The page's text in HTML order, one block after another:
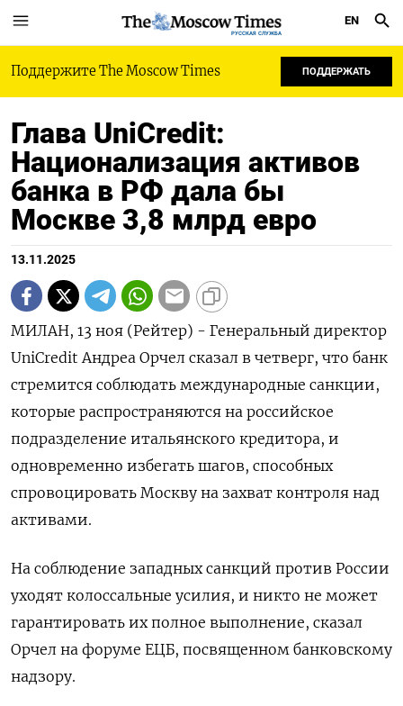
РУССКАЯ СЛУЖБА
EN
Поддержите The Moscow Times ПОДДЕРЖАТЬ
Глава UniCredit:
Национализация активов
банка в РФ дала бы
Москве 3,8 млрд евро
13.11.2025
МИЛАН, 13 ноя (Рейтер) - Генеральный директор
UniCredit Андреа Орчел сказал в четверг, что банк
стремится соблюдать международные санкции,
которые распространяются на российское
подразделение итальянского кредитора, и
одновременно избегать шагов, способных
спровоцировать Москву на захват контроля над
активами.
На соблюдение западных санкций против России
уходят колоссальные усилия, и никто не может
гарантировать их полное выполнение, сказал
Орчел на форуме ЕЦБ, посвященном банковскому
надзору.